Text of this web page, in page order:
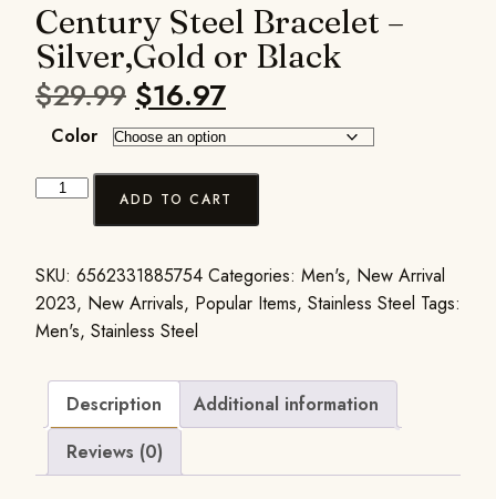
Century Steel Bracelet –
Silver,Gold or Black
$29.99 $16.97
Color
ADD TO CART
SKU: 6562331885754 Categories: Men's, New Arrival
2023, New Arrivals, Popular Items, Stainless Steel Tags:
Men's, Stainless Steel
Description
Additional information
Reviews (0)